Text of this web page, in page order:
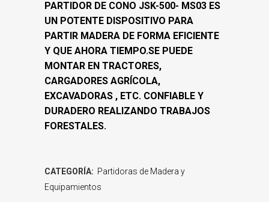
PARTIDOR DE CONO JSK-500- MS03 ES
UN POTENTE DISPOSITIVO PARA
PARTIR MADERA DE FORMA EFICIENTE
Y QUE AHORA TIEMPO.SE PUEDE
MONTAR EN TRACTORES,
CARGADORES AGRÍCOLA,
EXCAVADORAS , ETC. CONFIABLE Y
DURADERO REALIZANDO TRABAJOS
FORESTALES.
CATEGORÍA: Partidoras de Madera y
Equipamientos